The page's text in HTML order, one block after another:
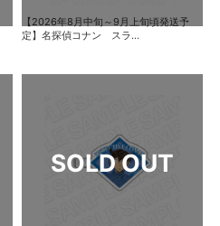
【2026年8月中旬～9月上旬頃発送予
定】名探偵コナン スラ...